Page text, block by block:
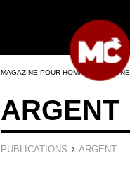
MAGAZINE POUR HOMMES EN LIGNE
ARGENT
PUBLICATIONS › ARGENT